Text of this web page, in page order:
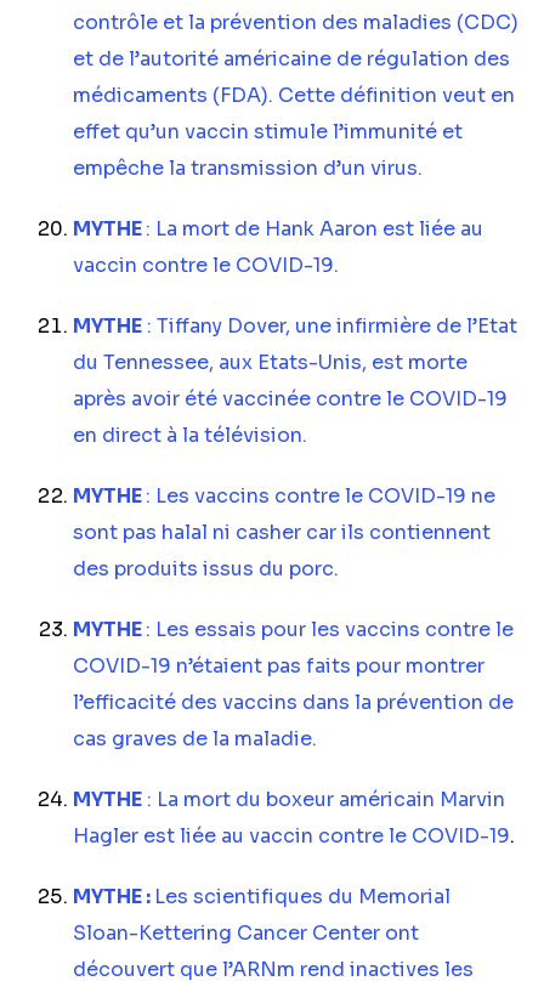
contrôle et la prévention des maladies (CDC)
et de l’autorité américaine de régulation des
médicaments (FDA). Cette définition veut en
effet qu’un vaccin stimule l’immunité et
empêche la transmission d’un virus.
MYTHE: La mort de Hank Aaron est liée au
vaccin contre le COVID-19.
MYTHE : Tiffany Dover, une infirmière de l’Etat
du Tennessee, aux Etats-Unis, est morte
après avoir été vaccinée contre le COVID-19
en direct à la télévision.
MYTHE: Les vaccins contre le COVID-19 ne
sont pas halal ni casher car ils contiennent
des produits issus du porc.
MYTHE: Les essais pour les vaccins contre le
COVID-19 n’étaient pas faits pour montrer
l’efficacité des vaccins dans la prévention de
cas graves de la maladie.
MYTHE : La mort du boxeur américain Marvin
Hagler est liée au vaccin contre le COVID-19.
MYTHE : Les scientifiques du Memorial
Sloan-Kettering Cancer Center ont
découvert que l’ARNm rend inactives les